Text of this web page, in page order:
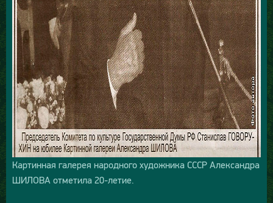
Картинная галерея народного художника СССР Александра
ШИЛОВА отметила 20-летие.